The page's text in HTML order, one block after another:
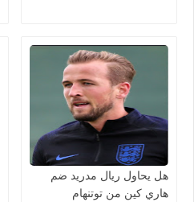
هل يحاول ريال مدريد ضم
هاري كين من توتنهام